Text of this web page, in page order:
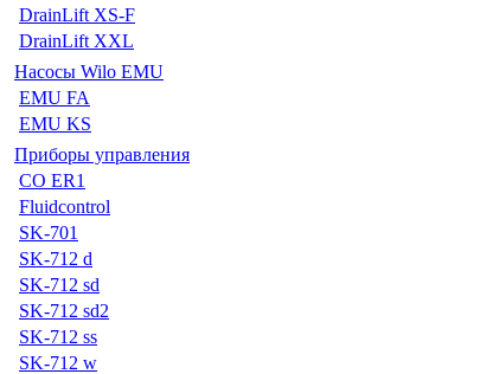
DrainLift XS-F
DrainLift XXL
Насосы Wilo EMU
EMU FA
EMU KS
Приборы управления
CO ER1
Fluidcontrol
SK-701
SK-712 d
SK-712 sd
SK-712 sd2
SK-712 ss
SK-712 w